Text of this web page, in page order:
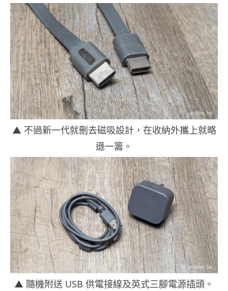
▲ 不過新一代就刪去磁吸設計，在收納外攜上就略
遜一籌。
▲ 隨機附送 USB 供電接線及英式三腳電源插頭。